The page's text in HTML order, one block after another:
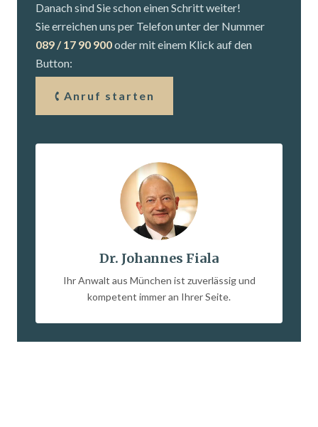
Danach sind Sie schon einen Schritt weiter!
Sie erreichen uns per Telefon unter der Nummer
089 / 17 90 900oder mit einem Klick auf den
Button:
Anruf starten
Dr. Johannes Fiala
Ihr Anwalt aus München ist zuverlässig und
kompetent immer an Ihrer Seite.